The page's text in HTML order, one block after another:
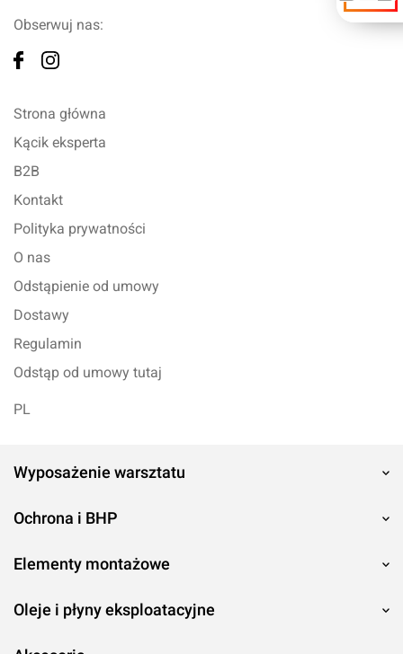
Obserwuj nas:
Strona główna
Kącik eksperta
B2B
Kontakt
Polityka prywatności
O nas
Odstąpienie od umowy
Dostawy
Regulamin
Odstąp od umowy tutaj
PL
Wyposażenie warsztatu
Ochrona i BHP
Elementy montażowe
Oleje i płyny eksploatacyjne